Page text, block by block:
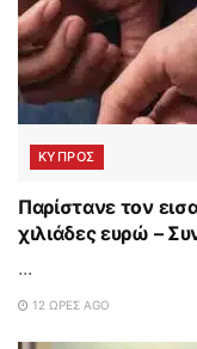
ΚΥΠΡΟΣ
Παρίστανε τον
χιλιάδες ευρώ –
...
12 ΏΡΕΣ AGO